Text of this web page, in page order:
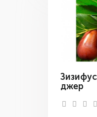
джер